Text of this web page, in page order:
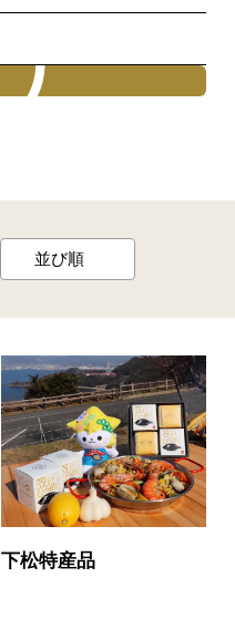
並び順
下松特産品